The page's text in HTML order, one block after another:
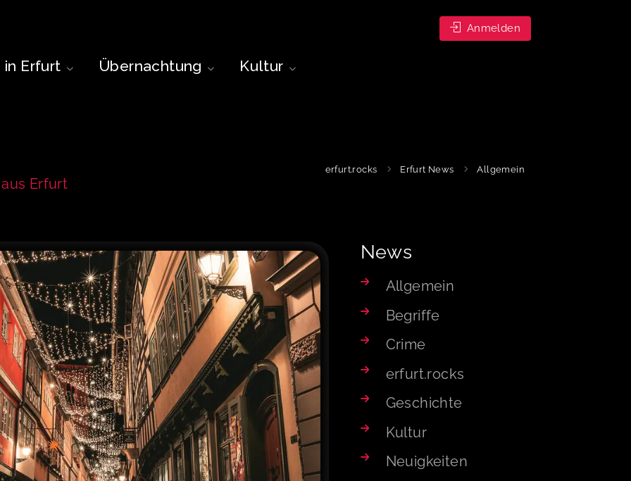
in Erfurt Übernachtung Kultur
Anmelden
Erfurt
erfurt.rocks Erfurt News Allgemein
News
Allgemein
Begriffe
Crime
erfurt.rocks
Geschichte
Kultur
Neuigkeiten